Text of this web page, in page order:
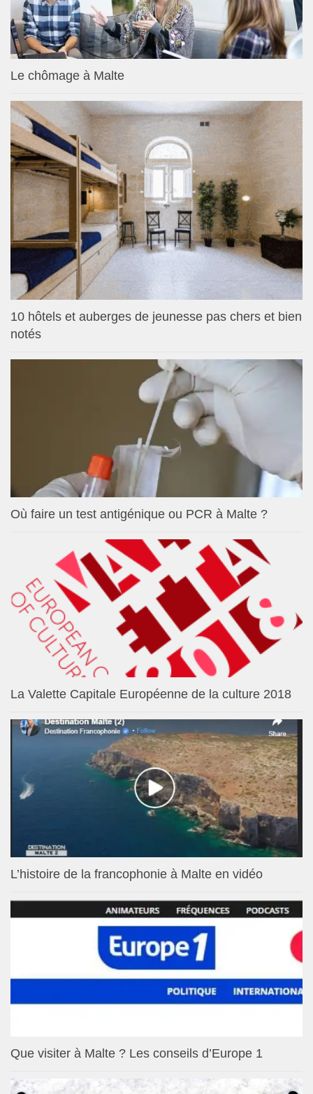
Le chômage à Malte
10 hôtels et auberges de jeunesse pas chers et bien
notés
Où faire un test antigénique ou PCR à Malte ?
La Valette Capitale Européenne de la culture 2018
L’histoire de la francophonie à Malte en vidéo
Que visiter à Malte ? Les conseils d’Europe 1